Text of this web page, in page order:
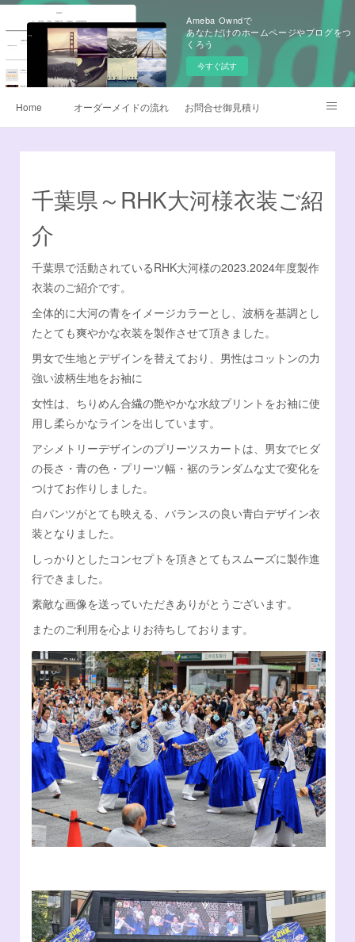
Ameba Owndで
あなただけのホームページやブログをつ
くろう
今すぐ試す
Home オーダーメイドの流れ お問合せ御見積り
よくあるQ&A
衣装サイズについて データご入稿について
他オーダーメイド衣装 デザイナー日記 Instagram
Facebook オンラインSHOP
千葉県～RHK大河様衣装ご紹
介
千葉県で活動されているRHK大河様の2023.2024年度製作
衣装のご紹介です。
全体的に大河の青をイメージカラーとし、波柄を基調とし
たとても爽やかな衣装を製作させて頂きました。
男女で生地とデザインを替えており、男性はコットンの力
強い波柄生地をお袖に
女性は、ちりめん合繊の艶やかな水紋プリントをお袖に使
用し柔らかなラインを出しています。
アシメトリーデザインのプリーツスカートは、男女でヒダ
の長さ・青の色・プリーツ幅・裾のランダムな丈で変化を
つけてお作りしました。
白パンツがとても映える、バランスの良い青白デザイン衣
装となりました。
しっかりとしたコンセプトを頂きとてもスムーズに製作進
行できました。
素敵な画像を送っていただきありがとうございます。
またのご利用を心よりお待ちしております。